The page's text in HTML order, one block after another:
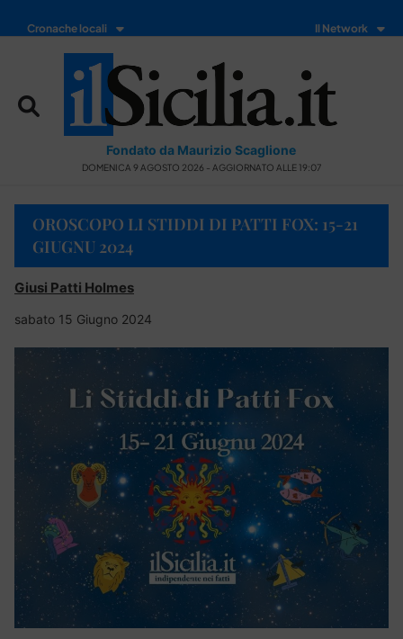
Cronache locali Il Network
Fondato da Maurizio Scaglione
DOMENICA 9 AGOSTO 2026 - AGGIORNATO ALLE 19:07
OROSCOPO LI STIDDI DI PATTI FOX: 15-21
GIUGNU 2024
Giusi Patti Holmes
sabato 15 Giugno 2024